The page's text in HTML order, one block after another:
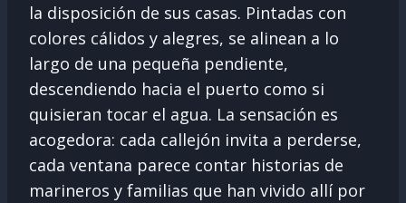
la disposición de sus casas. Pintadas con
colores cálidos y alegres, se alinean a lo
largo de una pequeña pendiente,
descendiendo hacia el puerto como si
quisieran tocar el agua. La sensación es
acogedora: cada callejón invita a perderse,
cada ventana parece contar historias de
marineros y familias que han vivido allí por